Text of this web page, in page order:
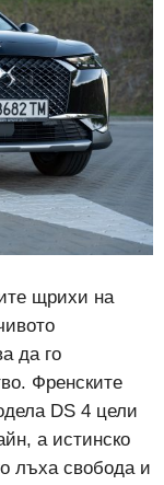
щрихи на
да го
Френските
DS 4 цели
а истинско
лъха свобода и